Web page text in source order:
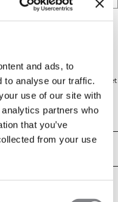
and ads, to
to analyse our traffic.
use of our site with
partners who
that you’ve
from your use
Denne kollektion har
og sprint med høj intensitet
er gode til
dage. Materialet er meget
og en mesh-sektion i skridtet
nederst på benet.